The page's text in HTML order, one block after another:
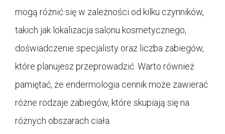
mogą różnić się w zależności od kilku czynników,
takich jak lokalizacja salonu kosmetycznego,
doświadczenie specjalisty oraz liczba zabiegów,
które planujesz przeprowadzić. Warto również
pamiętać, że endermologia cennik może zawierać
różne rodzaje zabiegów, które skupiają się na
różnych obszarach ciała.